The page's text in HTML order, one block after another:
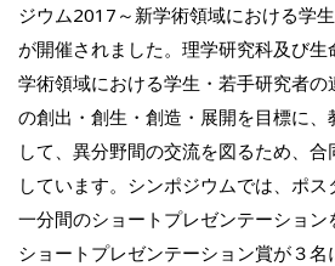
ジウム2017～新学術領域における学
が開催されました。理学研究科及び
学術領域における学生・若手研究者
の創出・創生・創造・展開を目標に、
して、異分野間の交流を図るため、
しています。シンポジウムでは、ポ
一分間のショートプレゼンテーション
ショートプレゼンテーション賞が３